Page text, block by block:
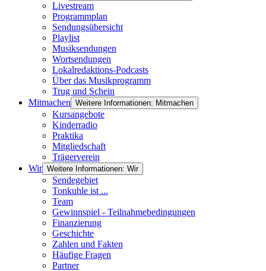
Livestream
Programmplan
Sendungsübersicht
Playlist
Musiksendungen
Wortsendungen
Lokalredaktions-Podcasts
Über das Musikprogramm
Trug und Schein
Mitmachen Weitere Informationen: Mitmachen
Kursangebote
Kinderradio
Praktika
Mitgliedschaft
Trägerverein
Wir Weitere Informationen: Wir
Sendegebiet
Tonkuhle ist ...
Team
Gewinnspiel - Teilnahmebedingungen
Finanzierung
Geschichte
Zahlen und Fakten
Häufige Fragen
Partner